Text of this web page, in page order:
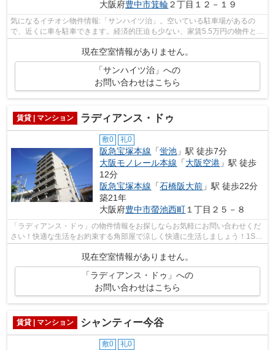
大阪府豊中市箕輪 ２丁目１２－１９
気になるイチオシ物件情報:「サンハイツ治」。空いている駐車場があるの
で、近くに車を駐車できます。経済的圧迫も少ない、家賃5.5万円の物件とな
現在空室情報がありません。
「サンハイツ治」への
お問い合わせはこちら
賃貸 | マンション ラディアンス・ドゥ
敷0 礼0
阪急宝塚本線 「蛍池 」駅 徒歩7分
大阪モノレール本線 「大阪空港 」駅 徒歩
12分
阪急宝塚本線 「石橋阪大前 」駅 徒歩22分
築21年
大阪府豊中市螢池西町 １丁目２５－８
「ラディアンス・ドゥ」の物件情報をお探しならお気軽にお問い合わせくだ
さい！快適な生活をお約束する角部屋で涼しく快適に生活しましょう！1SK
は広々収納を兼ね備えたお部屋です♪RC...
現在空室情報がありません。
「ラディアンス・ドゥ」への
お問い合わせはこちら
賃貸 | マンション シャンティー今谷
敷0 礼0